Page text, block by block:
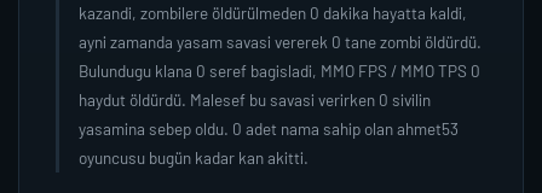
kazandi, zombilere öldürülmeden 0 dakika hayatta kaldi,
ayni zamanda yasam savasi vererek 0 tane zombi öldürdü.
Bulundugu klana 0 seref bagisladi, MMO FPS / MMO TPS 0
haydut öldürdü. Malesef bu savasi verirken 0 sivilin
yasamina sebep oldu. 0 adet nama sahip olan ahmet53
oyuncusu bugün kadar kan akitti.